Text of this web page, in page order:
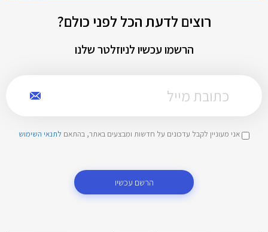
רוצים לדעת הכל לפני כולם?
הרשמו עכשיו לניוזלטר שלנו
אני מעוניין לקבל עדכונים על חדשות ומבצעים באתר, בהתאם לתנאי השימוש
הרשם עכשיו